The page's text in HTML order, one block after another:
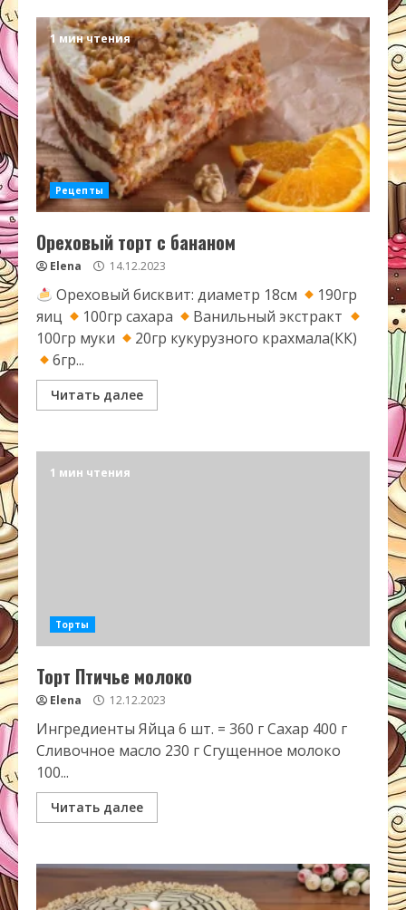
1 мин чтения
Рецепты
Ореховый торт с бананом
Elena 14.12.2023
Ореховый бисквит: диаметр 18см
190гр
яиц
100гр сахара
Ванильный экстракт
100гр муки
20гр кукурузного крахмала(КК)
6гр...
Читать далее
1 мин чтения
Торты
Торт Птичье молоко
Elena 12.12.2023
Ингредиенты Яйца 6 шт. = 360 г Сахар 400 г
Сливочное масло 230 г Сгущенное молоко
100...
Читать далее